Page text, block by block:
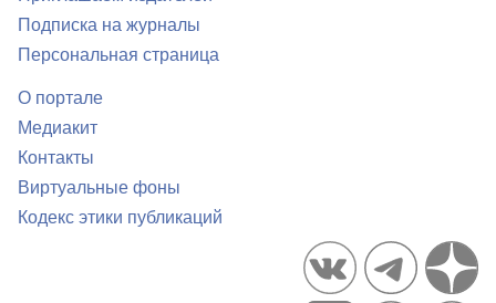
Подписка на журналы
Персональная страница
О портале
Медиакит
Контакты
Виртуальные фоны
Кодекс этики публикаций